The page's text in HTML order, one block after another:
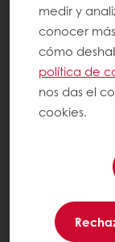
medir y
conocer
cómo
política de
nos das el
cookies.